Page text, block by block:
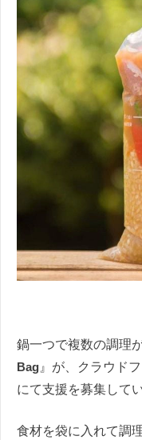
鍋一つで複数の調理
Bag 』が、クラウド
にて支援を募集して
食材を袋に入れて調